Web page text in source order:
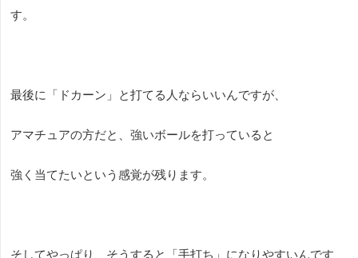
す。
最後に「ドカーン」と打てる人ならいいんですが、
アマチュアの方だと、強いボールを打っていると
強く当てたいという感覚が残ります。
そしてやっぱり、そうすると 「手打ち」になりやすいんです